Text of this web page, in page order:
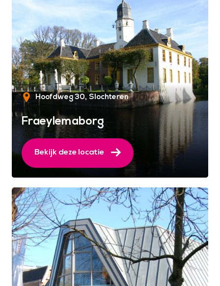
Hoofdweg 30 Slochteren
Fraeylemaborg
Bekijk deze locatie